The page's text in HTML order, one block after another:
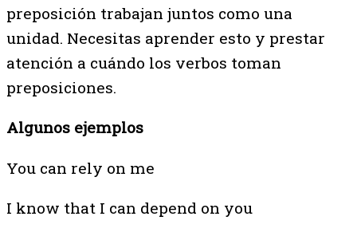
preposición trabajan juntos como una
unidad. Necesitas aprender esto y prestar
atención a cuándo los verbos toman
preposiciones.
Algunos ejemplos
You can rely on me
I know that I can depend on you